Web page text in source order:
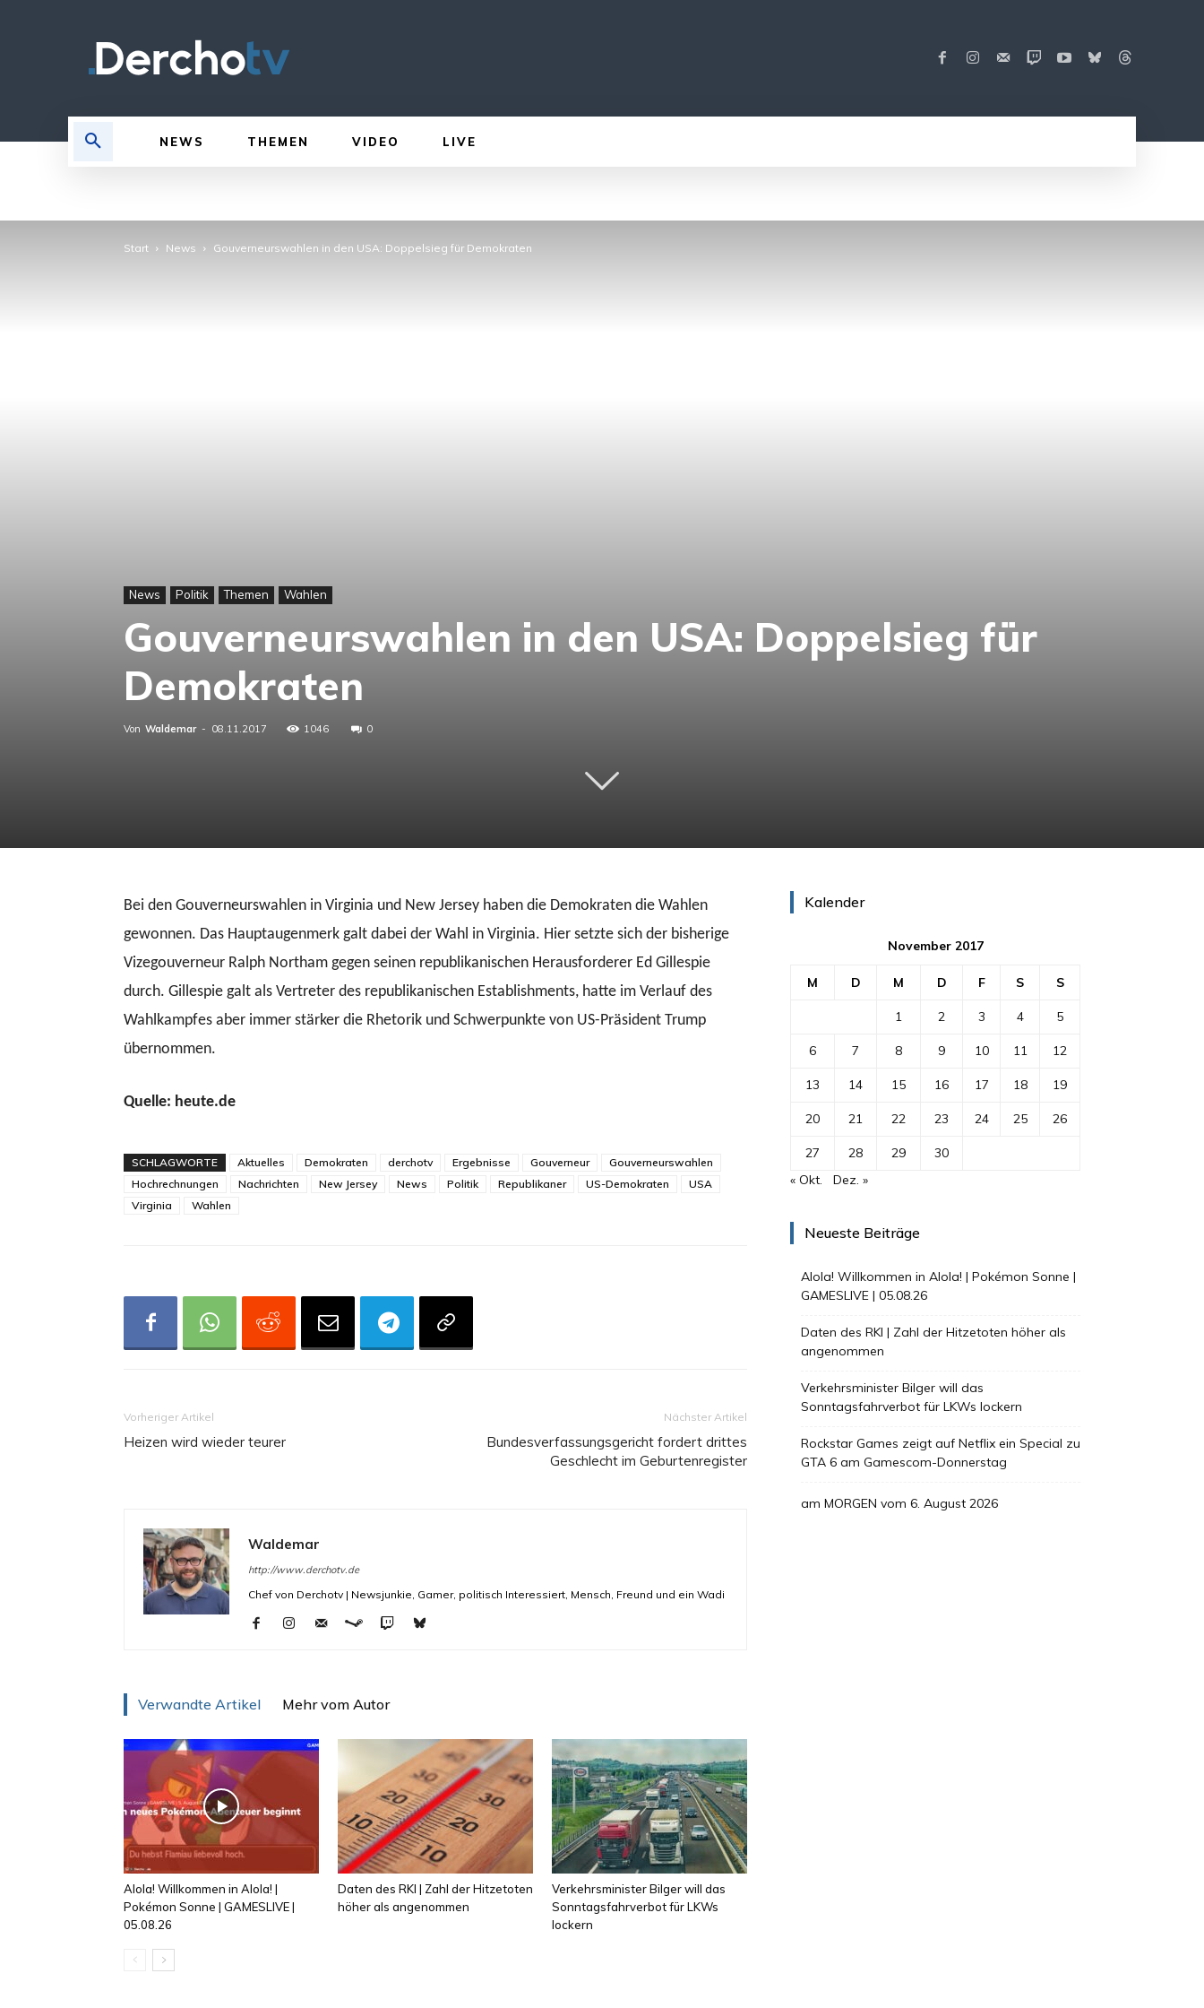
NEWS THEMEN VIDEO LIVE
Start News Gouverneurswahlen in den USA: Doppelsieg für Demokraten
News Politik Themen Wahlen
Gouverneurswahlen in den USA: Doppelsieg für
Demokraten
Von Waldemar - 08.11.2017 1046 0
Bei den Gouverneurswahlen in Virginia und New Jersey haben die Demokraten die Wahlen
gewonnen. Das Hauptaugenmerk galt dabei der Wahl in Virginia. Hier setzte sich der bisherige
Vizegouverneur Ralph Northam gegen seinen republikanischen Herausforderer Ed Gillespie
durch. Gillespie galt als Vertreter des republikanischen Establishments, hatte im Verlauf des
Wahlkampfes aber immer stärker die Rhetorik und Schwerpunkte von US-Präsident Trump
übernommen.
Quelle: heute.de
SCHLAGWORTE Aktuelles Demokraten derchotv Ergebnisse Gouverneur
Gouverneurswahlen
Hochrechnungen
Nachrichten New Jersey News Politik Republikaner US-Demokraten
USA
Virginia
Wahlen
Vorheriger Artikel
Heizen wird wieder teurer
Nächster Artikel
Bundesverfassungsgericht fordert drittes
Geschlecht im Geburtenregister
Waldemar
http://www.derchotv.de
Chef von Derchotv | Newsjunkie, Gamer, politisch Interessiert, Mensch, Freund und ein Wadi
Verwandte Artikel Mehr vom Autor
Alola! Willkommen in Alola! |
Pokémon Sonne | GAMESLIVE |
05.08.26
Daten des RKI | Zahl der Hitzetoten
höher als angenommen
Verkehrsminister Bilger will das
Sonntagsfahrverbot für LKWs
lockern
Kalender
November 2017
M D M D F S S
1 2 3 4 5
6 7 8 9 10 11 12
13 14 15 16 17 18 19
20 21 22 23 24 25 26
27 28 29
30
« Okt.
Dez. »
Neueste Beiträge
Alola! Willkommen in Alola! | Pokémon Sonne |
GAMESLIVE | 05.08.26
Daten des RKI | Zahl der Hitzetoten höher als
angenommen
Verkehrsminister Bilger will das
Sonntagsfahrverbot für LKWs lockern
Rockstar Games zeigt auf Netflix ein Special zu
GTA 6 am Gamescom-Donnerstag
am MORGEN vom 6. August 2026